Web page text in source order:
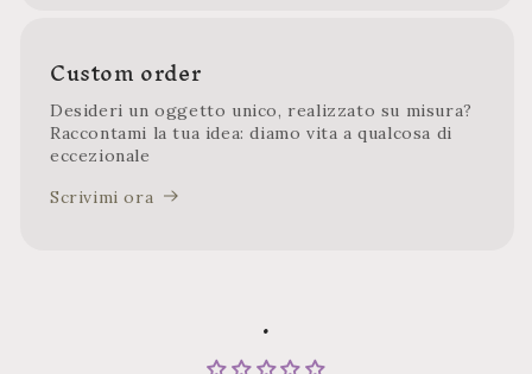
Custom order
Desideri un oggetto unico, realizzato su misura?
Raccontami la tua idea: diamo vita a qualcosa di
eccezionale
Scrivimi ora
.